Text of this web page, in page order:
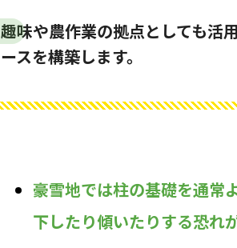
趣味や農作業の拠点としても活
ースを構築します。
豪雪地では柱の基礎を通常
下したり傾いたりする恐れ